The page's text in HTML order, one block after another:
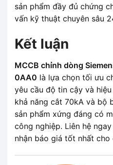
sản phẩm đầy đủ chứng
vấn kỹ thuật chuyên sâu
Kết luận
MCCB chỉnh dòng
0AA0 là lựa chọn tối ưu
yêu cầu độ tin cậy và
khả năng cắt 70kA và bộ
sản phẩm xứng đáng có
công nghiệp. Liên hệ
nhận báo giá tốt nhất cho